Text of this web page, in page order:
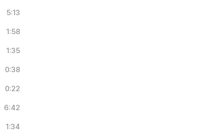
5:13
1:58
1:35
0:38
0:22
6:42
1:34